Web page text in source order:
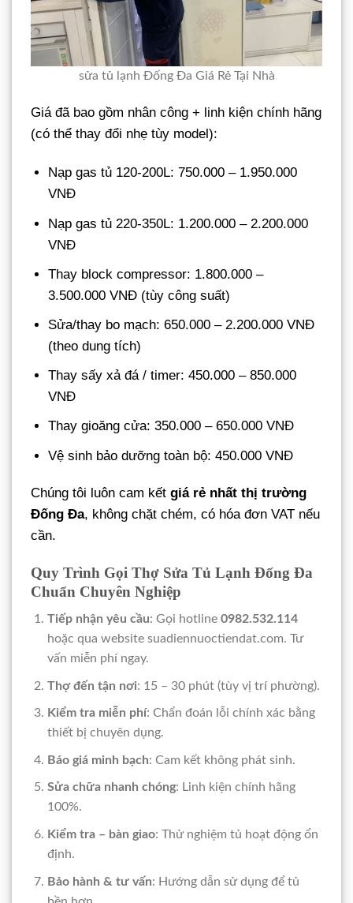
sửa tủ lạnh Đống Đa Giá Rẻ Tại Nhà
Giá đã bao gồm nhân công + linh kiện chính hãng
(có thể thay đổi nhẹ tùy model):
Nạp gas tủ 120-200L: 750.000 – 1.950.000
VNĐ
Nạp gas tủ 220-350L: 1.200.000 – 2.200.000
VNĐ
Thay block compressor: 1.800.000 –
3.500.000 VNĐ (tùy công suất)
Sửa/thay bo mạch: 650.000 – 2.200.000 VNĐ
(theo dung tích)
Thay sấy xả đá / timer: 450.000 – 850.000
VNĐ
Thay gioăng cửa: 350.000 – 650.000 VNĐ
Vệ sinh bảo dưỡng toàn bộ: 450.000 VNĐ
Chúng tôi luôn cam kết giá rẻ nhất thị trường
Đống Đa, không chặt chém, có hóa đơn VAT nếu
cần.
Quy Trình Gọi Thợ Sửa Tủ Lạnh Đống Đa
Chuẩn Chuyên Nghiệp
Tiếp nhận yêu cầu: Gọi hotline 0982.532.114
hoặc qua website suadiennuoctiendat.com. Tư
vấn miễn phí ngay.
Thợ đến tận nơi: 15 – 30 phút (tùy vị trí phường).
Kiểm tra miễn phí: Chẩn đoán lỗi chính xác bằng
thiết bị chuyên dụng.
Báo giá minh bạch: Cam kết không phát sinh.
Sửa chữa nhanh chóng: Linh kiện chính hãng
100%.
Kiểm tra – bàn giao: Thử nghiệm tủ hoạt động ổn
định.
Bảo hành & tư vấn: Hướng dẫn sử dụng để tủ